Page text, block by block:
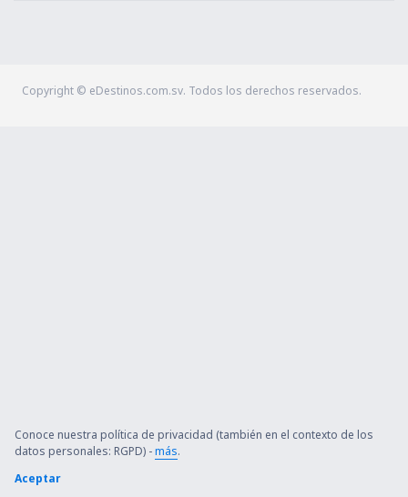
Copyright © eDestinos.com.sv. Todos los derechos reservados.
Conoce nuestra política de privacidad (también en el contexto de los
datos personales: RGPD) -más.
Aceptar